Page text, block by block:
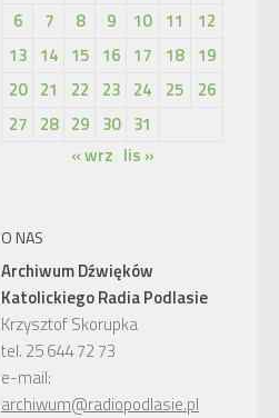
6
7 8 9 10 11
12
13 14 15 16 17 18
19
20 21 22 23 24 25
26
27 28 29 30 31
« wrz lis »
O NAS
Archiwum Dźwięków
Katolickiego Radia Podlasie
Krzysztof Skorupka
tel. 25 644 72 73
e-mail:
archiwum@radiopodlasie.pl